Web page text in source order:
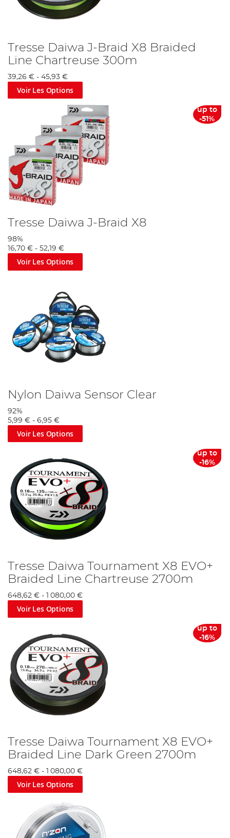
Tresse Daiwa J-Braid X8 Braided
Line Chartreuse 300m
39,26 € - 45,93 €
Voir Les Options
up to
-51%
Tresse Daiwa J-Braid X8
98%
16,70 € - 52,19 €
Voir Les Options
Nylon Daiwa Sensor Clear
92%
5,99 € - 6,95 €
Voir Les Options
up to
-16%
Tresse Daiwa Tournament X8 EVO+
Braided Line Chartreuse 2700m
648,62 € - 1 080,00 €
Voir Les Options
up to
-16%
Tresse Daiwa Tournament X8 EVO+
Braided Line Dark Green 2700m
648,62 € - 1 080,00 €
Voir Les Options